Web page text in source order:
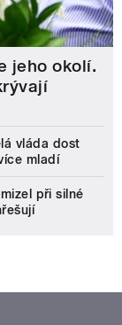
jeho okolí.
vláda dost
mladí
při silné